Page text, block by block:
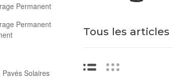
Tous les articles
Liste
Permanent
Permanent
Solaires